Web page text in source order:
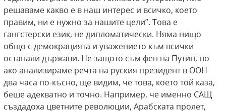
решаваме какво е в наш интерес и всичко, което
правим, ни е нужно за нашите цели”. Това е
гангстерски език, не дипломатически. Няма нищо
общо с демокрацията и уважението към всички
останали държави. Не защото съм фен на Путин, но
ако анализираме речта на руския президент в ООН
два часа по-късно, ще видим, че това, което той каза,
беше адекватно и точно. Например, че именно САЩ
създадоха цветните революции, Арабската пролет,